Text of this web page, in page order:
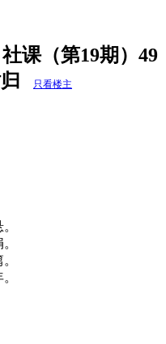
课（第19期）49
只看楼主